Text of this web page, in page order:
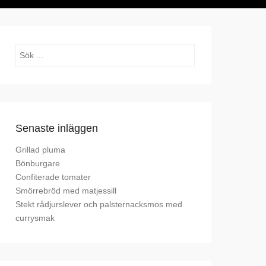
Sök
Senaste inläggen
Grillad pluma
Bönburgare
Confiterade tomater
Smörrebröd med matjessill
Stekt rådjurslever och palsternacksmos med
currysmak